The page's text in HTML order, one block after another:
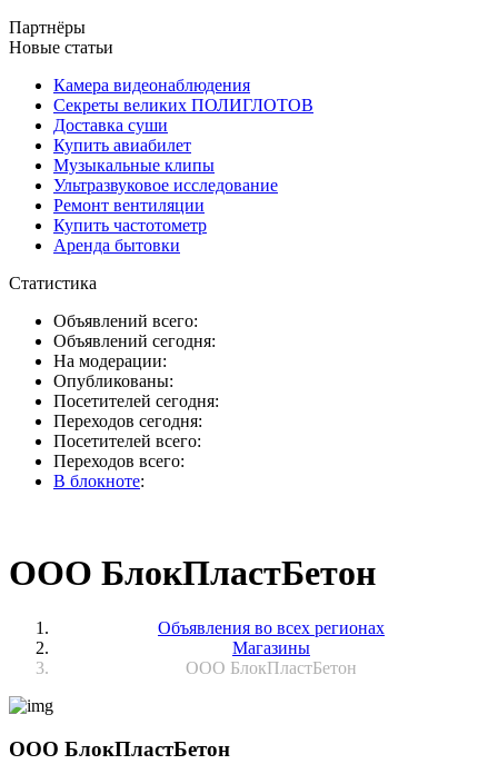
Партнёры
Новые статьи
Камера видеонаблюдения
Секреты великих ПОЛИГЛОТОВ
Доставка суши
Купить авиабилет
Музыкальные клипы
Ультразвуковое исследование
Ремонт вентиляции
Купить частотометр
Аренда бытовки
Статистика
Объявлений всего:
Объявлений сегодня:
На модерации:
Опубликованы:
Посетителей сегодня:
Переходов сегодня:
Посетителей всего:
Переходов всего:
В блокноте:
ООО БлокПластБетон
Объявления во всех регионах
Магазины
ООО БлокПластБетон
ООО БлокПластБетон